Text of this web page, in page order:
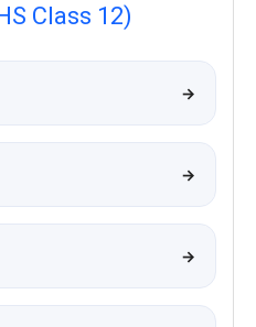
Class 12)
→
→
→